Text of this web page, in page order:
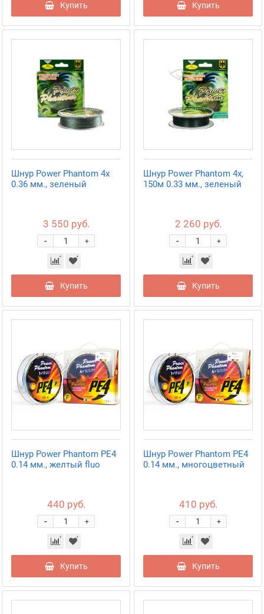
Купить Купить
Шнур Power Phantom 4x
0.36 мм., зеленый
3 550 руб.
+
-
Купить
Шнур Power Phantom 4x,
150м 0.33 мм., зеленый
2 260 руб.
+
-
Купить
Шнур Power Phantom PE4
0.14 мм., желтый fluo
440 руб.
+
-
Купить
Шнур Power Phantom PE4
0.14 мм., многоцветный
410 руб.
+
-
Купить